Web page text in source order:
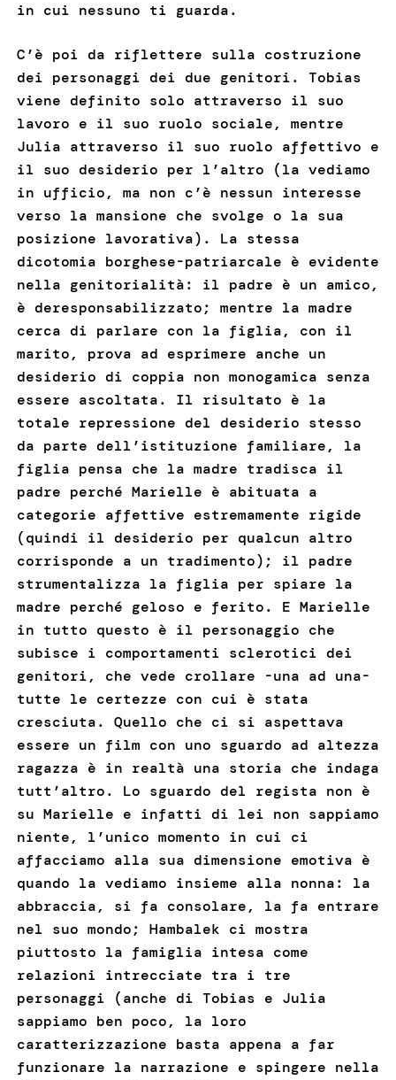
in cui nessuno ti guarda.
C’è poi da riflettere sulla costruzione
dei personaggi dei due genitori. Tobias
viene definito solo attraverso il suo
lavoro e il suo ruolo sociale, mentre
Julia attraverso il suo ruolo affettivo e
il suo desiderio per l’altro (la vediamo
in ufficio, ma non c’è nessun interesse
verso la mansione che svolge o la sua
posizione lavorativa). La stessa
dicotomia borghese-patriarcale è evidente
nella genitorialità: il padre è un amico,
è deresponsabilizzato; mentre la madre
cerca di parlare con la figlia, con il
marito, prova ad esprimere anche un
desiderio di coppia non monogamica senza
essere ascoltata. Il risultato è la
totale repressione del desiderio stesso
da parte dell’istituzione familiare, la
figlia pensa che la madre tradisca il
padre perché Marielle è abituata a
categorie affettive estremamente rigide
(quindi il desiderio per qualcun altro
corrisponde a un tradimento); il padre
strumentalizza la figlia per spiare la
madre perché geloso e ferito. E Marielle
in tutto questo è il personaggio che
subisce i comportamenti sclerotici dei
genitori, che vede crollare -una ad una-
tutte le certezze con cui è stata
cresciuta. Quello che ci si aspettava
essere un film con uno sguardo ad altezza
ragazza è in realtà una storia che indaga
tutt’altro. Lo sguardo del regista non è
su Marielle e infatti di lei non sappiamo
niente, l’unico momento in cui ci
affacciamo alla sua dimensione emotiva è
quando la vediamo insieme alla nonna: la
abbraccia, si fa consolare, la fa entrare
nel suo mondo; Hambalek ci mostra
piuttosto la famiglia intesa come
relazioni intrecciate tra i tre
personaggi (anche di Tobias e Julia
sappiamo ben poco, la loro
caratterizzazione basta appena a far
funzionare la narrazione e spingere nella